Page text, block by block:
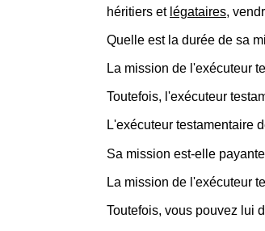
héritiers et légataires,
Quelle est la durée de sa
La mission de l'exécuteur
Toutefois, l'exécuteur
L'exécuteur testamentaire
Sa mission est-elle
La mission de l'exécuteur
Toutefois, vous pouvez lui